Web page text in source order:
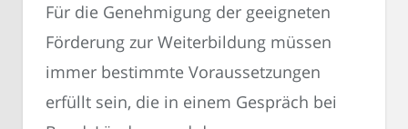
Für die Genehmigung der geeigneten
Förderung zur Weiterbildung müssen
immer bestimmte Voraussetzungen
erfüllt sein, die in einem Gespräch bei